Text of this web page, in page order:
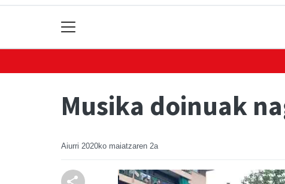
Musika doinuak
Aiurri 2020ko maiatzaren 2a